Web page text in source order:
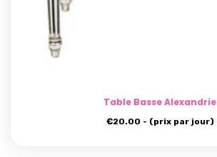
Table Basse Alexandrie
€20.00 - (prix par jour)